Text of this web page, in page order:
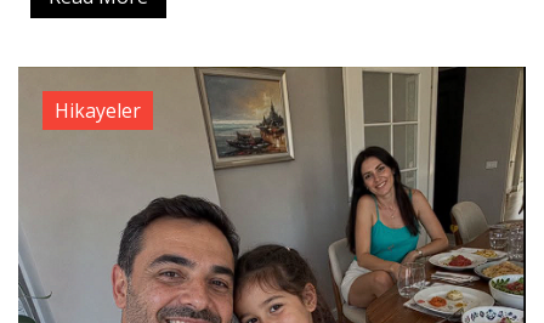
Hikayeler